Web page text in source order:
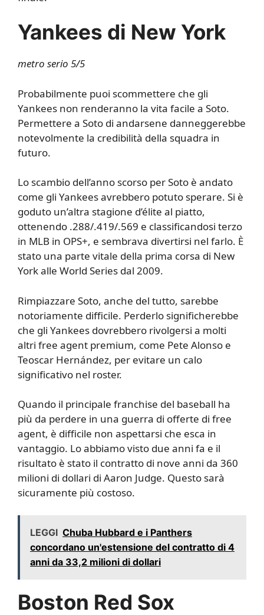
Yankees di New York
metro serio 5/5
Probabilmente puoi scommettere che gli
Yankees non renderanno la vita facile a Soto.
Permettere a Soto di andarsene danneggerebbe
notevolmente la credibilità della squadra in
futuro.
Lo scambio dell’anno scorso per Soto è andato
come gli Yankees avrebbero potuto sperare. Si è
goduto un’altra stagione d’élite al piatto,
ottenendo .288/.419/.569 e classificandosi terzo
in MLB in OPS+, e sembrava divertirsi nel farlo. È
stato una parte vitale della prima corsa di New
York alle World Series dal 2009.
Rimpiazzare Soto, anche del tutto, sarebbe
notoriamente difficile. Perderlo significherebbe
che gli Yankees dovrebbero rivolgersi a molti
altri free agent premium, come Pete Alonso e
Teoscar Hernández, per evitare un calo
significativo nel roster.
Quando il principale franchise del baseball ha
più da perdere in una guerra di offerte di free
agent, è difficile non aspettarsi che esca in
vantaggio. Lo abbiamo visto due anni fa e il
risultato è stato il contratto di nove anni da 360
milioni di dollari di Aaron Judge. Questo sarà
sicuramente più costoso.
LEGGI Chuba Hubbard e i Panthers
concordano un'estensione del contratto di 4
anni da 33,2 milioni di dollari
Boston Red Sox